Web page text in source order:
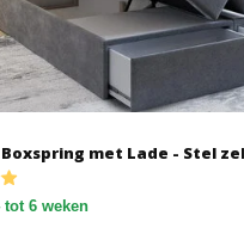
met Lade - Stel
tot 6 weken